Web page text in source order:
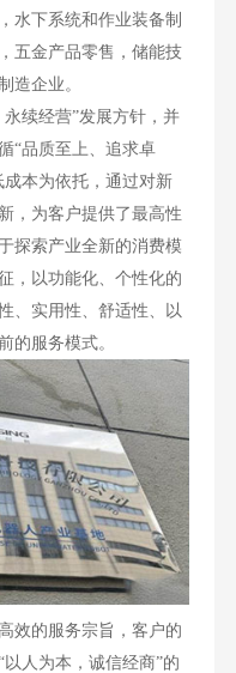
水下系统和作业装备制
五金产品零售，储能技
造企业。
续经营”发展方针，并
“品质至上、追求卓
本为依托，通过对新
，为客户提供了最高性
探索产业全新的消费模
，以功能化、个性化的
、实用性、舒适性、以
的服务模式。
的服务宗旨，客户的
人为本，诚信经商”的